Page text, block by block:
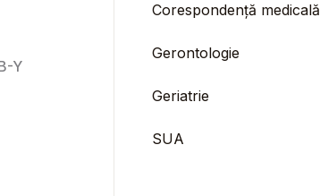
Corespondență medicală
Gerontologie
Geriatrie
SUA